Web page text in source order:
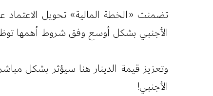
تضمنت «الخطة المالية» تحويل
الأجنبي بشكل أوسع وفق شروط أهمها
وتعزيز قيمة الدينار هنا سيؤثر بشكل
الأجنبي!